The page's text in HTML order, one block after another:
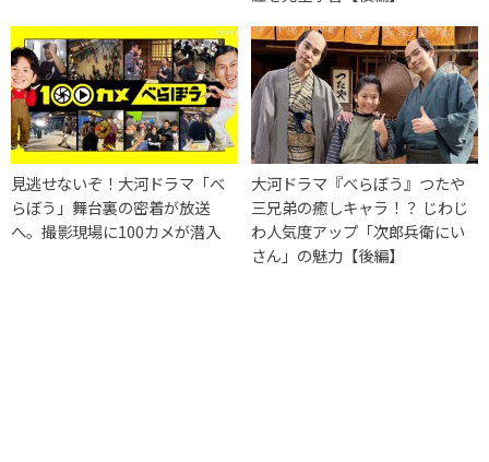
見逃せないぞ！大河ドラマ「べ
らぼう」舞台裏の密着が放送
へ。撮影現場に100カメが潜入
大河ドラマ『べらぼう』つたや
三兄弟の癒しキャラ！？ じわじ
わ人気度アップ「次郎兵衛にい
さん」の魅力【後編】